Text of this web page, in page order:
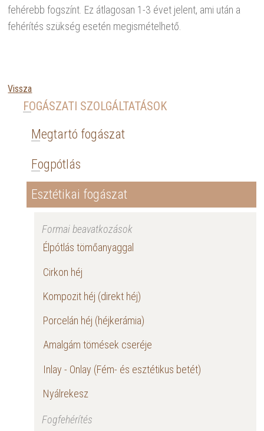
fehérebb fogszínt. Ez átlagosan 1-3 évet jelent, ami után a
fehérítés szükség esetén megismételhető.
Vissza
FOGÁSZATI SZOLGÁLTATÁSOK
Megtartó fogászat
Fogpótlás
Esztétikai fogászat
Formai beavatkozások
Élpótlás tömőanyaggal
Cirkon héj
Kompozit héj (direkt héj)
Porcelán héj (héjkerámia)
Amalgám tömések cseréje
Inlay - Onlay (Fém- és esztétikus betét)
Nyálrekesz
Fogfehérítés